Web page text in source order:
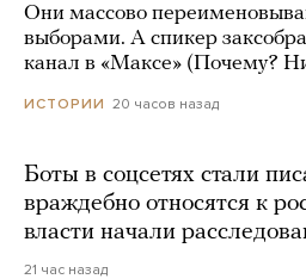
Они массово
выборами. А спикер
канал в «Максе» (Почему?
ИСТОРИИ 20 часов назад
Боты в соцсетях стали
враждебно относятся к
власти начали
21 час назад